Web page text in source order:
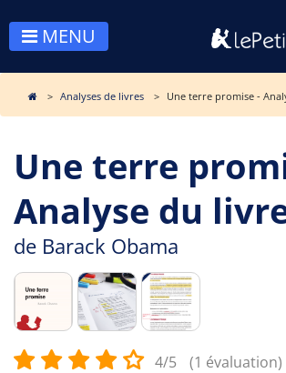
MENU
Analyses de livres Une terre promise -
Une terre
Analyse du
de Barack Obama
4/5 (1 évaluation)